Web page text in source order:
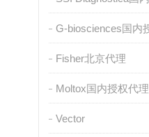
G-biosciences国内
Fisher北京代理
Moltox国内授权代理
Vector